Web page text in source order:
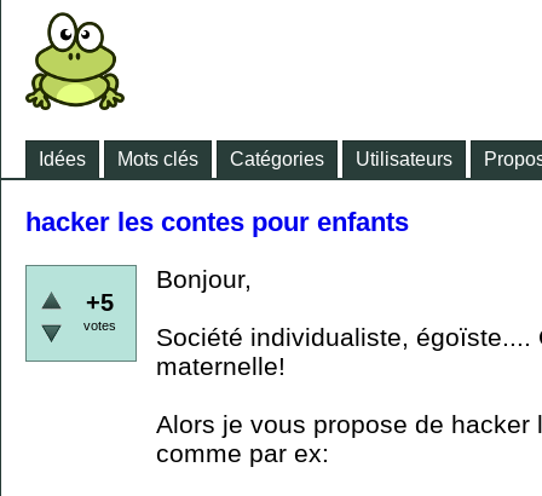
Idées Mots clés Catégories Utilisateurs
hacker les contes pour enfants
+5
votes
Bonjour,
Société individualiste, égoïste....
maternelle!
Alors je vous propose de hacker
comme par ex: